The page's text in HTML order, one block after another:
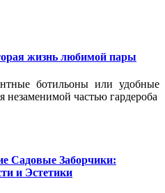
жизнь любимой пары
ботильоны или удобные
незаменимой частью гардероба
Садовые Заборчики:
и Эстетики